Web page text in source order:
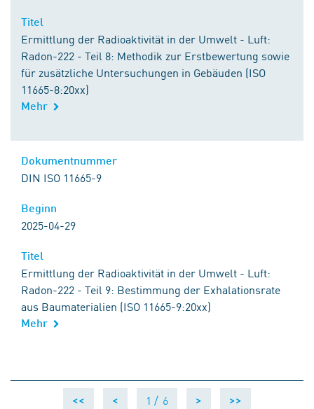
Titel
Ermittlung der Radioaktivität in der Umwelt - Luft:
Radon-222 - Teil 8: Methodik zur Erstbewertung sowie
für zusätzliche Untersuchungen in Gebäuden (ISO
11665-8:20xx)
Mehr
Dokumentnummer
DIN ISO 11665-9
Beginn
2025-04-29
Titel
Ermittlung der Radioaktivität in der Umwelt - Luft:
Radon-222 - Teil 9: Bestimmung der Exhalationsrate
aus Baumaterialien (ISO 11665-9:20xx)
Mehr
<< < 1 / 6 > >>